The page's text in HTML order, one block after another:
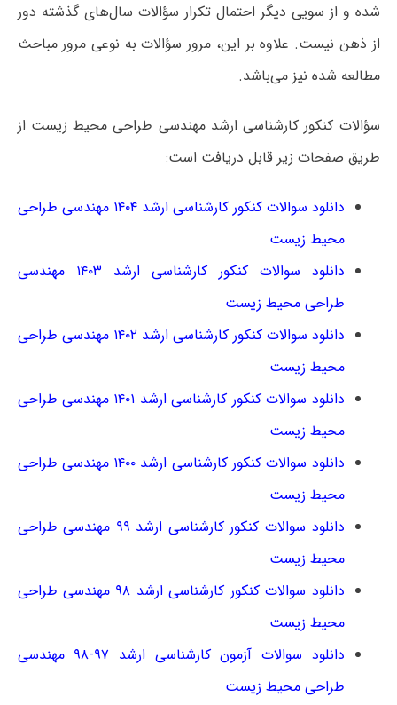
شده و از سویی دیگر احتمال تکرار سؤالات سال‌های گذشته دور
از ذهن نیست. علاوه بر این، مرور سؤالات به نوعی مرور مباحث
مطالعه‌ شده نیز می‌باشد.
سؤالات کنکور کارشناسی ارشد مهندسی طراحی محیط زیست از
طریق صفحات زیر قابل دریافت است:
دانلود سوالات کنکور کارشناسی ارشد ۱۴۰۴ مهندسی طراحی
محیط زیست
دانلود سوالات کنکور کارشناسی ارشد ۱۴۰۳ مهندسی
طراحی محیط زیست
دانلود سوالات کنکور کارشناسی ارشد ۱۴۰۲ مهندسی طراحی
محیط زیست
دانلود سوالات کنکور کارشناسی ارشد ۱۴۰۱ مهندسی طراحی
محیط زیست
دانلود سوالات کنکور کارشناسی ارشد ۱۴۰۰ مهندسی طراحی
محیط زیست
دانلود سوالات کنکور کارشناسی ارشد ۹۹ مهندسی طراحی
محیط زیست
دانلود سوالات کنکور کارشناسی ارشد ۹۸ مهندسی طراحی
محیط زیست
دانلود سوالات آزمون کارشناسی ارشد ۹۷-۹۸ مهندسی
طراحی محیط زیست